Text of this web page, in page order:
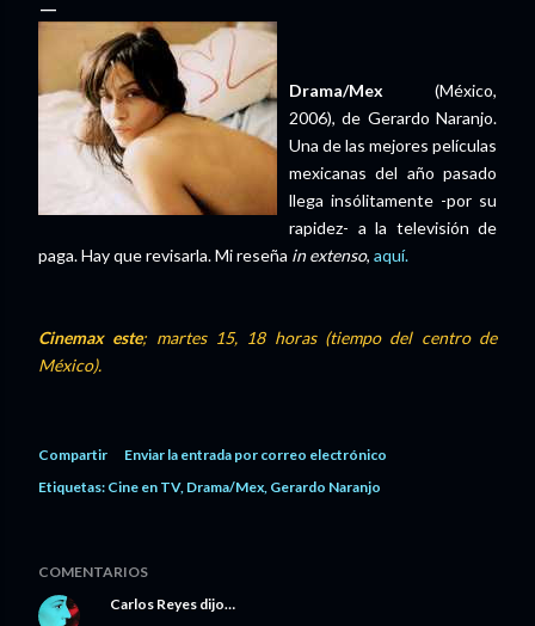
Drama/Mex (México,
2006), de Gerardo Naranjo.
Una de las mejores películas
mexicanas del año pasado
llega insólitamente -por su
rapidez- a la televisión de
paga. Hay que revisarla. Mi reseña in extenso, aquí.
Cinemax este; martes 15, 18 horas (tiempo del centro de
México).
Compartir
Enviar la entrada por correo electrónico
Etiquetas: Cine en TV Drama/Mex Gerardo Naranjo
COMENTARIOS
Carlos Reyes dijo…